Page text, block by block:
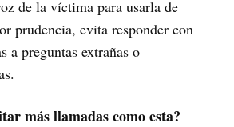
de la víctima para usarla de
prudencia, evita responder con
a preguntas extrañas o
más llamadas como esta?